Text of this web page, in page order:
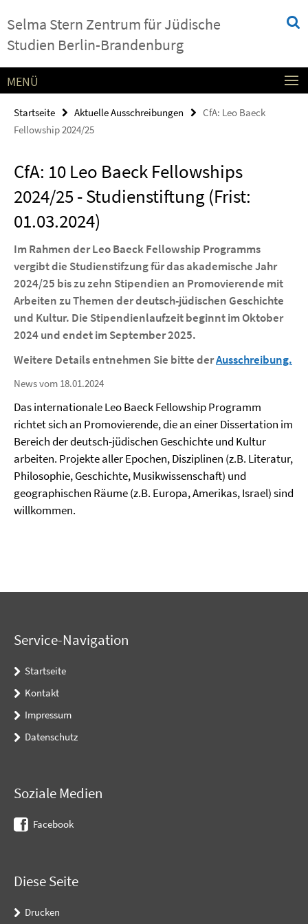
direkt
zu
Selma Stern Zentrum für Jüdische
Studien Berlin-Brandenburg
Service-
Navigation
MENÜ
Startseite Aktuelle Ausschreibungen
CfA: Leo Baeck
Fellowship 2024/25
CfA: 10 Leo Baeck Fellowships
2024/25 - Studienstiftung (Frist:
01.03.2024)
Im Rahmen der Leo Baeck Fellowship Programms
vergibt die Studienstifzung für das akademische Jahr
2024/25 bis zu zehn Stipendien an Promovierende mit
Arbeiten zu Themen der deutsch-jüdischen Geschichte
und Kultur. Die Stipendienlaufzeit beginnt im Oktober
2024 und endet im September 2025.
Weitere Details entnehmen Sie bitte derAusschreibung.
News vom 18.01.2024
Das internationale Leo Baeck Fellowship Programm
richtet sich an Promovierende, die an einer Dissertation im
Bereich der deutsch-jüdischen Geschichte und Kultur
arbeiten. Projekte aller Epochen, Disziplinen (z.B. Literatur,
Philosophie, Geschichte, Musikwissenschaft) und
geographischen Räume (z.B. Europa, Amerikas, Israel) sind
willkommen.
Service-Navigation
Startseite
Kontakt
Impressum
Datenschutz
Soziale Medien
Facebook
Diese Seite
Drucken